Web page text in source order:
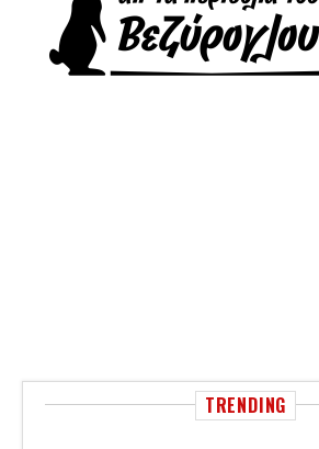
TRENDING